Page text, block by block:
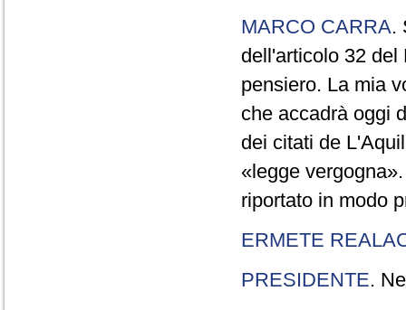
MARCO CARRA.
dell'articolo 32 del
pensiero. La mia
che accadrà oggi
dei citati de
«legge
riportato in modo
ERMETE
PRESIDENTE.